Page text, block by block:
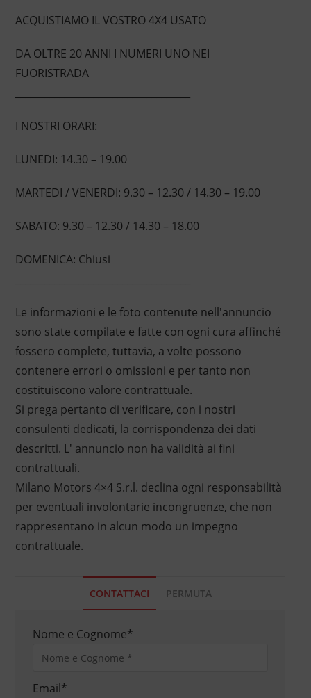
ACQUISTIAMO IL VOSTRO 4X4 USATO
DA OLTRE 20 ANNI I NUMERI UNO NEI
FUORISTRADA
I NOSTRI ORARI:
LUNEDI: 14.30 – 19.00
MARTEDI / VENERDI: 9.30 – 12.30 / 14.30 – 19.00
SABATO: 9.30 – 12.30 / 14.30 – 18.00
DOMENICA: Chiusi
Le informazioni e le foto contenute nell'annuncio
sono state compilate e fatte con ogni cura affinché
fossero complete, tuttavia, a volte possono
contenere errori o omissioni e per tanto non
costituiscono valore contrattuale.
Si prega pertanto di verificare, con i nostri
consulenti dedicati, la corrispondenza dei dati
descritti. L' annuncio non ha validità ai fini
contrattuali.
Milano Motors 4×4 S.r.l. declina ogni responsabilità
per eventuali involontarie incongruenze, che non
rappresentano in alcun modo un impegno
contrattuale.
CONTATTACI PERMUTA
Nome e Cognome*
Email*